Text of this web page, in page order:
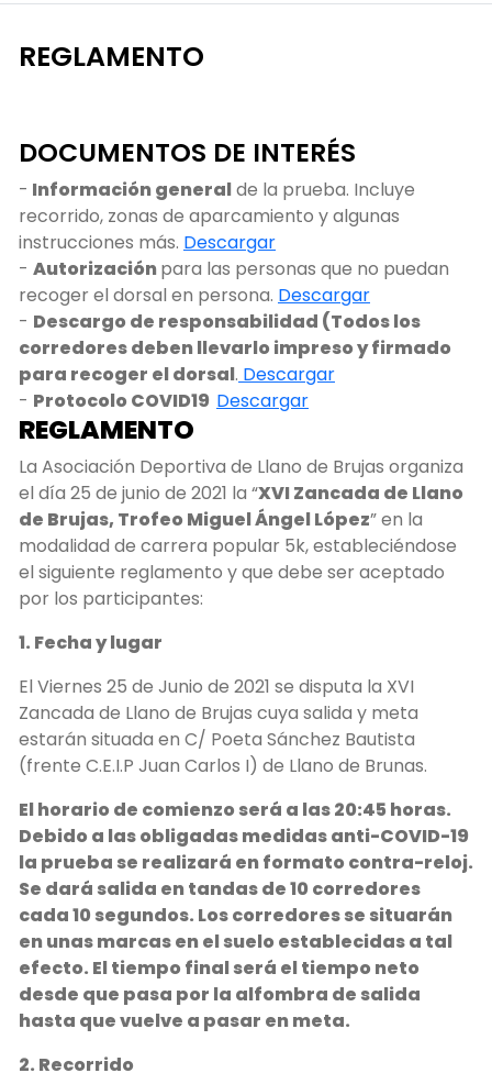
REGLAMENTO
DOCUMENTOS DE INTERÉS
- Información generalde la prueba. Incluye
recorrido, zonas de aparcamiento y algunas
instrucciones más. Descargar
- Autorizaciónpara las personas que no puedan
recoger el dorsal en persona. Descargar
- Descargo de responsabilidad (Todos los
corredores deben llevarlo impreso y firmado
para recoger el dorsal. Descargar
- Protocolo COVID19 Descargar
REGLAMENTO
La Asociación Deportiva de Llano de Brujas organiza
el día 25 de junio de 2021 la “XVI Zancada de Llano
de Brujas, Trofeo Miguel Ángel López” en la
modalidad de carrera popular 5k, estableciéndose
el siguiente reglamento y que debe ser aceptado
por los participantes:
1. Fecha y lugar
El Viernes 25 de Junio de 2021 se disputa la XVI
Zancada de Llano de Brujas cuya salida y meta
estarán situada en C/ Poeta Sánchez Bautista
(frente C.E.I.P Juan Carlos I) de Llano de Brunas.
El horario de comienzo será a las 20:45 horas.
Debido a las obligadas medidas anti-COVID-19
la prueba se realizará en formato contra-reloj.
Se dará salida en tandas de 10 corredores
cada 10 segundos. Los corredores se situarán
en unas marcas en el suelo establecidas a tal
efecto. El tiempo final será el tiempo neto
desde que pasa por la alfombra de salida
hasta que vuelve a pasar en meta.
2. Recorrido